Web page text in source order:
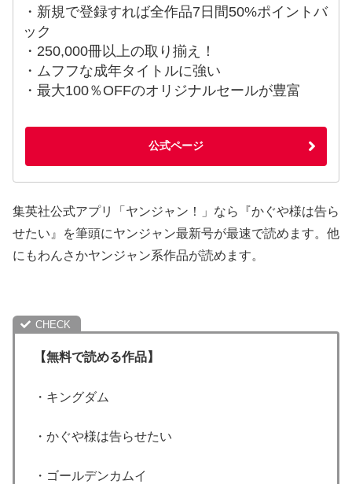
・新規で登録すれば全作品7日間50%ポイントバ
ック
・250,000冊以上の取り揃え！
・ムフフな成年タイトルに強い
・最大100％OFFのオリジナルセールが豊富
公式ページ
集英社公式アプリ「ヤンジャン！」なら『かぐや様は告ら
せたい』を筆頭にヤンジャン最新号が最速で読めます。他
にもわんさかヤンジャン系作品が読めます。
【無料で読める作品】
・キングダム
・かぐや様は告らせたい
・ゴールデンカムイ